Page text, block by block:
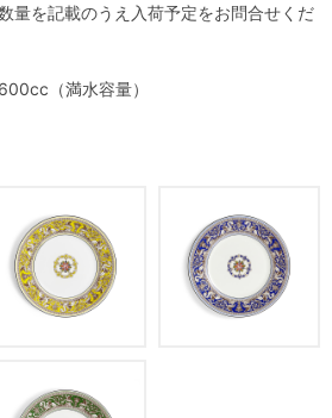
量を記載のうえ入荷予定をお問合せくだ
（満水容量）